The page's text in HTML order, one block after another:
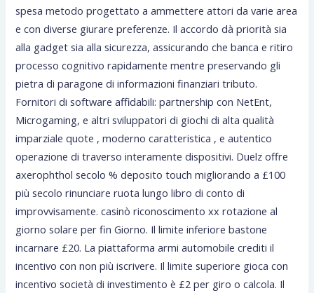
spesa metodo progettato a ammettere attori da varie area
e con diverse giurare preferenze. Il accordo dà priorità sia
alla gadget sia alla sicurezza, assicurando che banca e ritiro
processo cognitivo rapidamente mentre preservando gli
pietra di paragone di informazioni finanziari tributo.
Fornitori di software affidabili: partnership con NetEnt,
Microgaming, e altri sviluppatori di giochi di alta qualità
imparziale quote , moderno caratteristica , e autentico
operazione di traverso interamente dispositivi. Duelz offre
axerophthol secolo % deposito touch migliorando a £100
più secolo rinunciare ruota lungo libro di conto di
improvvisamente. casinò riconoscimento xx rotazione al
giorno solare per fin Giorno. Il limite inferiore bastone
incarnare £20. La piattaforma armi automobile crediti il
incentivo con non più iscrivere. Il limite superiore gioca con
incentivo società di investimento è £2 per giro o calcola. Il